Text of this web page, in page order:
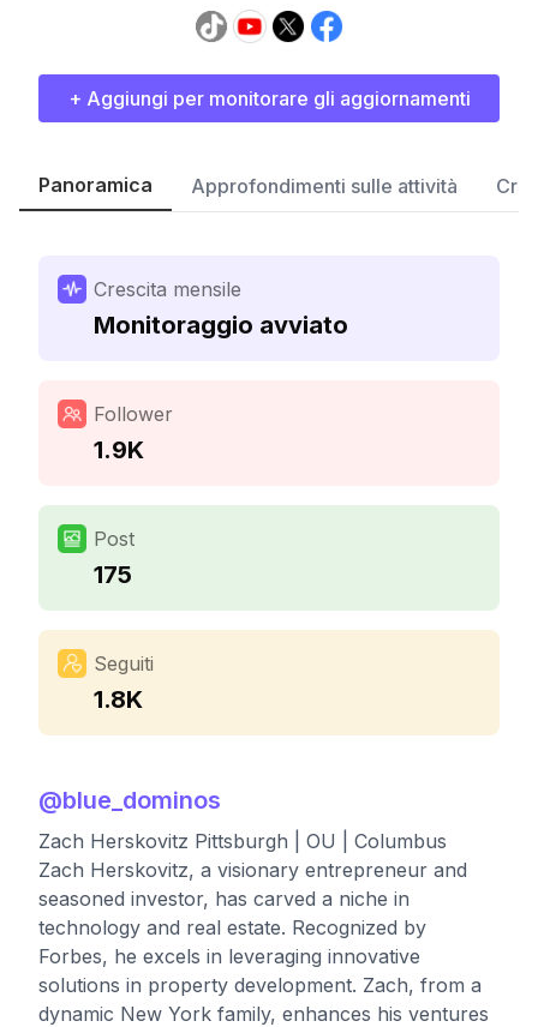
+ Aggiungi per monitorare gli aggiornamenti
Panoramica Approfondimenti sulle attività
Crescita mensile
Monitoraggio avviato
Follower
1.9K
Post
175
Seguiti
1.8K
@blue_dominos
Zach Herskovitz Pittsburgh | OU | Columbus
Zach Herskovitz, a visionary entrepreneur and
seasoned investor, has carved a niche in
technology and real estate. Recognized by
Forbes, he excels in leveraging innovative
solutions in property development. Zach, from a
dynamic New York family, enhances his ventures